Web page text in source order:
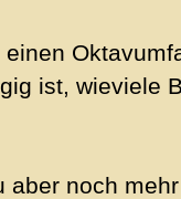
ist, wieviele
aber noch